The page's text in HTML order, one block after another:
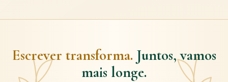
Escrever transforma. Juntos, vamos
mais longe.